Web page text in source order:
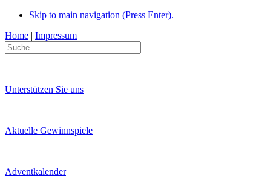
Skip to main navigation (Press Enter).
Home | Impressum
Unterstützen Sie uns
Aktuelle Gewinnspiele
Adventkalender